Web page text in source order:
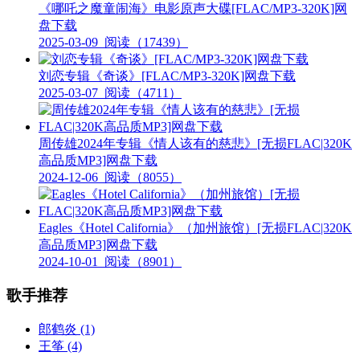
《哪吒之魔童闹海》电影原声大碟[FLAC/MP3-320K]网
盘下载
2025-03-09 阅读（17439）
刘恋专辑《奇谈》[FLAC/MP3-320K]网盘下载
2025-03-07 阅读（4711）
周传雄2024年专辑《情人该有的慈悲》[无损FLAC|320K
高品质MP3]网盘下载
2024-12-06 阅读（8055）
Eagles《Hotel California》（加州旅馆）[无损FLAC|320K
高品质MP3]网盘下载
2024-10-01
阅读（8901）
歌手推荐
郎鹤炎 (1)
王筝 (4)